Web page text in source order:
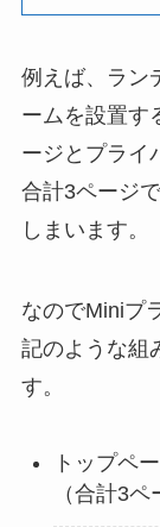
例えば、ラン
ームを設置す
ージとプライ
合計3ページ
しまいます。
なのでMiniプ
記のような組
す。
トップペ
（合計3ペ